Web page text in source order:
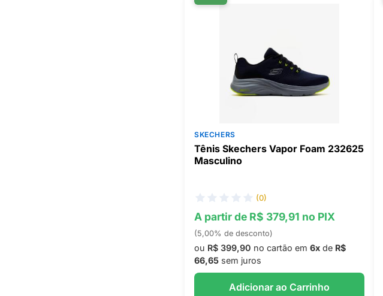
SKECHERS
Tênis Skechers Vapor Foam 232625
Masculino
(0)
A partir de R$ 379,91 no PIX
(5,00% de desconto)
ou R$ 399,90 no cartão em 6xde R$
66,65sem juros
Adicionar ao Carrinho